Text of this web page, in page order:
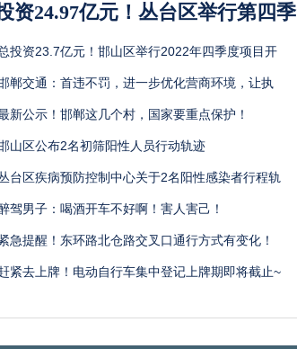
资24.97亿元！丛台区举行第四季
投资23.7亿元！邯山区举行2022年四季度项目开
郸交通：首违不罚，进一步优化营商环境，让执
新公示！邯郸这几个村，国家要重点保护！
山区公布2名初筛阳性人员行动轨迹
台区疾病预防控制中心关于2名阳性感染者行程轨
驾男子：喝酒开车不好啊！害人害己！
急提醒！东环路北仓路交叉口通行方式有变化！
紧去上牌！电动自行车集中登记上牌期即将截止~